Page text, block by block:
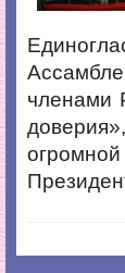
членами